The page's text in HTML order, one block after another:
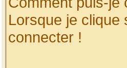
Lorsque je clique
connecter !